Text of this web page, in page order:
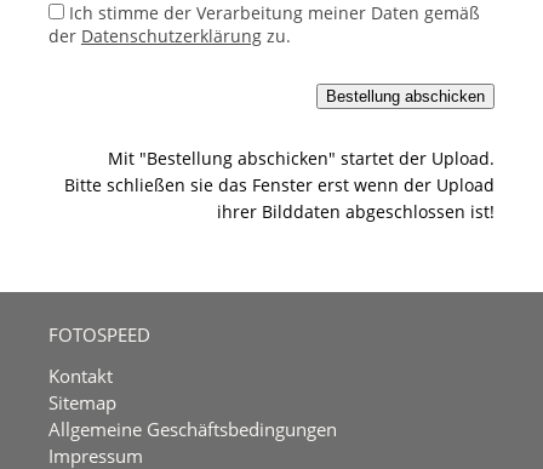
Ich stimme der Verarbeitung meiner Daten gemäß
der Datenschutzerklärung zu.
Mit "Bestellung abschicken" startet der Upload.
Bitte schließen sie das Fenster erst wenn der Upload
ihrer Bilddaten abgeschlossen ist!
FOTOSPEED
Kontakt
Sitemap
Allgemeine Geschäftsbedingungen
Impressum